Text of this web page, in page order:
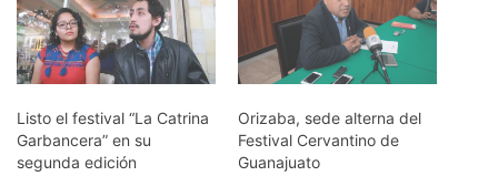
Listo el festival “La Catrina
Garbancera” en su
segunda edición
Orizaba, sede alterna del
Festival Cervantino de
Guanajuato